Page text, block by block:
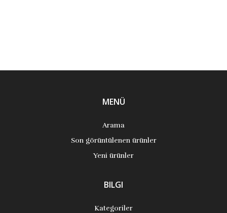
MENÜ
Arama
Son görüntülenen ürünler
Yeni ürünler
BILGI
Kategoriler